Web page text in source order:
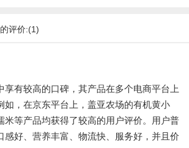
评价:(1)
享有较高的口碑，其产品在多个电商平台上
如，在京东平台上，盖亚农场的有机黄小
米等产品均获得了较高的用户评价。用户普
感好、营养丰富、物流快、服务好，并且价